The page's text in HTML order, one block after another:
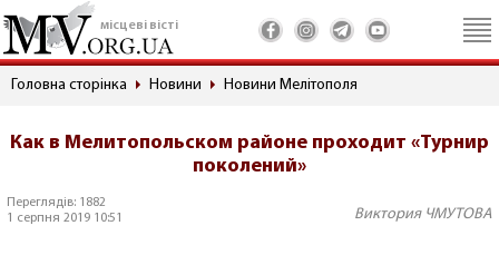
місцеві вісті
Головна сторінка Новини Новини Мелітополя
Как в Мелитопольском районе проходит «Турнир
поколений»
Переглядів: 1882
1 серпня 2019 10:51
Виктория ЧМУТОВА